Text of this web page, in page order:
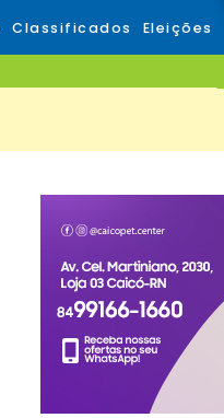
Classificados Eleições